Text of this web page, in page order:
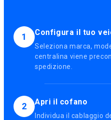
1 Configura il tuo
Seleziona marca,
centralina viene
spedizione.
2 Apri il cofano
Individua il cablaggio